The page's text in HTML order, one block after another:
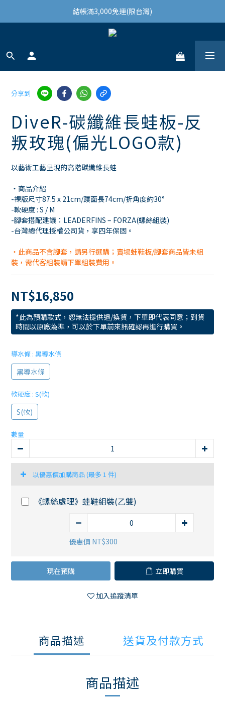
結帳滿3,000免運(限台灣)
結帳滿3,000免運(限台灣)
註冊會員領100購物金
分享到
DiveR-碳纖維長蛙板-反
叛玫瑰(偏光LOGO款)
以藝術工藝呈現的高階碳纖維長蛙
・商品介紹
-裸版尺寸87.5 x 21cm/蹼面長74cm/折角度約30°
-軟硬度 : S / M
-腳套搭配建議：LEADERFINS – FORZA(螺絲組裝)
-台灣總代理授權公司貨，享四年保固。
・此商品不含腳套，請另行選購；賣場蛙鞋板/腳套商品皆未組
裝，需代客組裝請下單組裝費用。
NT$16,850
*此為預購款式，恕無法提供退/換貨，下單即代表同意；到貨
時間以原廠為準，可以於下單前來訊確認再進行購買。
導水條 : 黑導水條
黑導水條
軟硬度 : S(軟)
S(軟)
數量
以優惠價加購商品(最多 1 件)
《螺絲處理》蛙鞋組裝(乙雙)
優惠價 NT$300
現在預購 立即購買
加入追蹤清單
商品描述 送貨及付款方式
商品描述